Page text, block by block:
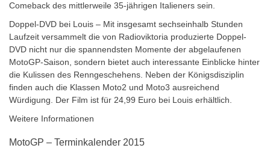
Comeback des mittlerweile 35-jährigen Italieners sein.
Doppel-DVD bei Louis – Mit insgesamt sechseinhalb Stunden
Laufzeit versammelt die von Radioviktoria produzierte Doppel-
DVD nicht nur die spannendsten Momente der abgelaufenen
MotoGP-Saison, sondern bietet auch interessante Einblicke hinter
die Kulissen des Renngeschehens. Neben der Königsdisziplin
finden auch die Klassen Moto2 und Moto3 ausreichend
Würdigung. Der Film ist für 24,99 Euro bei Louis erhältlich.
Weitere Informationen
MotoGP – Terminkalender 2015